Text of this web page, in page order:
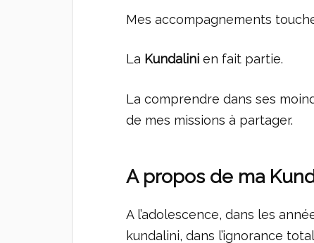
Mes accompagnements
La Kundalini en fait partie.
La comprendre dans ses
de mes missions à partager.
A propos de ma
A l’adolescence, dans les
kundalini, dans l’ignorance